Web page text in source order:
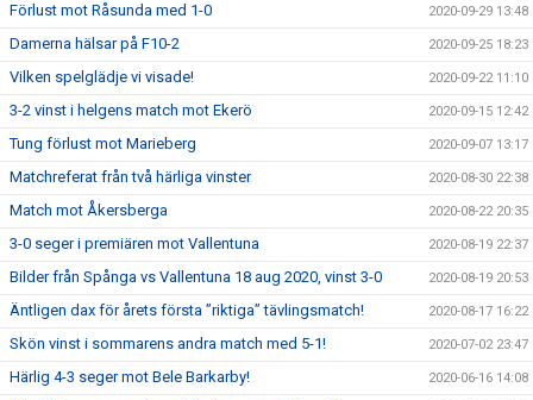
Förlust mot Råsunda med 1-0 2020-09-29 13:48
Damerna hälsar på F10-2 2020-09-25 18:23
Vilken spelglädje vi visade! 2020-09-22 11:10
3-2 vinst i helgens match mot Ekerö 2020-09-15 12:42
Tung förlust mot Marieberg 2020-09-07 13:17
Matchreferat från två härliga vinster 2020-08-30 22:38
Match mot Åkersberga 2020-08-22 20:35
3-0 seger i premiären mot Vallentuna 2020-08-19 22:37
Bilder från Spånga vs Vallentuna 18 aug 2020, vinst 3-0 2020-08-19 20:53
Äntligen dax för årets första ”riktiga” tävlingsmatch! 2020-08-17 16:22
Skön vinst i sommarens andra match med 5-1! 2020-07-02 23:47
Härlig 4-3 seger mot Bele Barkarby! 2020-06-16 14:08